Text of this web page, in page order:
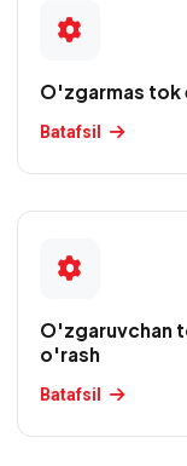
O'zgarmas
Batafsil
O'zgaruvchan
o'rash
Batafsil